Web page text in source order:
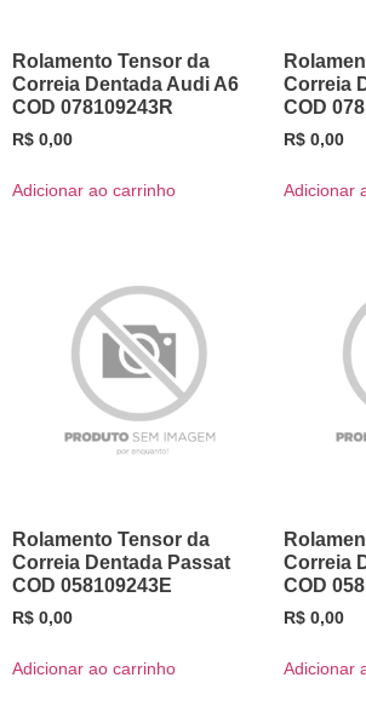
Rolamento Tensor da
Correia Dentada Audi A6
COD 078109243R
R$ 0,00
Adicionar ao carrinho
Correia
COD
R$ 0,00
Adicionar
Rolamento Tensor da
Correia Dentada Passat
COD 058109243E
R$ 0,00
Adicionar ao carrinho
Correia
COD
R$ 0,00
Adicionar